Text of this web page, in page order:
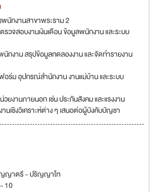
พนักงานสาขาพระราม 2
รวจสอบงานเงินเดือน ข้อมูลพนักงาน และระบบ
นักงาน สรุปข้อมูลทดลองงาน และจัดทำรายงาน
ร์ม อุปกรณ์สำนักงาน งานแม่บ้าน และระบบ
ยงานภายนอก เช่น ประกันสังคม และแรงงาน
นเชิงวิเคราะห์ต่าง ๆ เสนอต่อผู้บังคับบัญชา
ญาตรี - ปริญญาโท
10